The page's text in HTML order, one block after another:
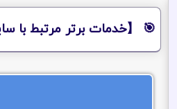
🎯 【خدمات برتر مرتبط با